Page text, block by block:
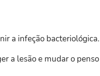
a infeção bacteriológica.
a lesão e mudar o penso